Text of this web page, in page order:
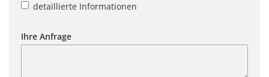
detaillierte Informationen
Ihre Anfrage